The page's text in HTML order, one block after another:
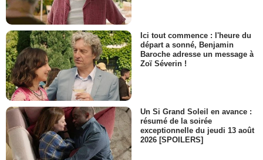
Ici tout commence : l'heure du
départ a sonné, Benjamin
Baroche adresse un message à
Zoï Séverin !
Un Si Grand Soleil en avance :
résumé de la soirée
exceptionnelle du jeudi 13 août
2026 [SPOILERS]